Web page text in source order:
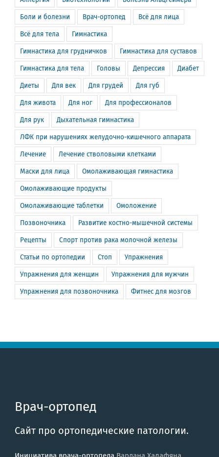
Боли и болезни Врач-ортопед Всё для лица
Всё для тела Гимнастика
Гимнастика для грудничков Гимнастика для суставов
Гимнастика для тела Головы Депрессия Диабет
Диеты Для век Для грудей Для губ
Для живота Для ног Для профессионалов
Для рук Дыхательная гимнастика
ЛФК при нарушениях желудочно-кишечного аппарата
Лечение Лечение стволовыми клетками
Маски для лица Омолаживающая гимнастика
Омолаживающие продукты
Омолаживающие таблетки Омоложение
Позвоночника Развитие костно-мышечной системы
Рецепты Спорт против рака молочной железы
Статьи по ортопедии Стоп Упражнения
Упражнения для женщин Упражнения для мужчин
Упражнения для позвоночника Фитнес для мозгов
Врач-ортопед
Сайт про ортопедические патологии.